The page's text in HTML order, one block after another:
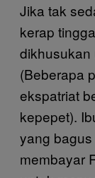
Jika tak
kerap
dikhusukan
(Beberapa
ekspatriat
kepepet).
yang
membayar